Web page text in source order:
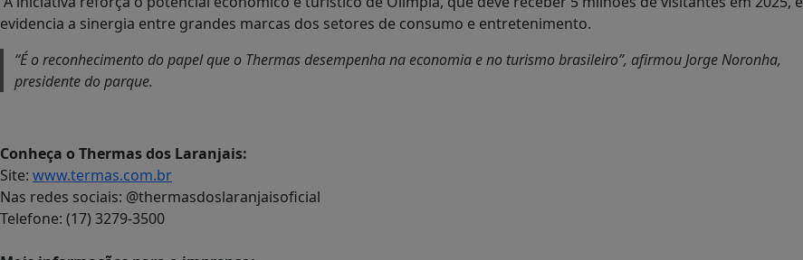
A iniciativa reforça o potencial econômico e turístico de Olímpia, que deve receber 5 milhões de visitantes em 2025, e
evidencia a sinergia entre grandes marcas dos setores de consumo e entretenimento.
“É o reconhecimento do papel que o Thermas desempenha na economia e no turismo brasileiro”, afirmou Jorge Noronha,
presidente do parque.
Conheça o Thermas dos Laranjais:
Site: www.termas.com.br
Nas redes sociais: @thermasdoslaranjaisoficial
Telefone: (17) 3279-3500